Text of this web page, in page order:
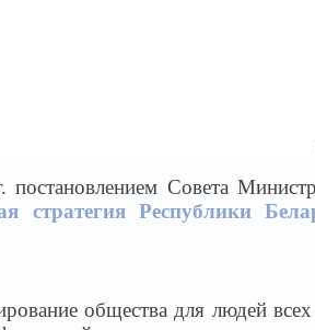
постановлением Совета
стратегия Республики
общества для людей всех